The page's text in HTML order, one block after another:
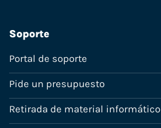
Soporte
Portal de soporte
Pide un presupuesto
Retirada de material informático